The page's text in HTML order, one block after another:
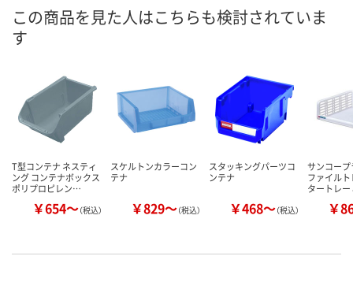
お届け日
数量
カゴへ
お取り扱い終了しま
した
カ
この商品を見た人はこちらも検討されていま
す
T型コンテナ ネスティ
ング コンテナボックス
ポリプロピレン…
￥654～（税込）
スケルトンカラーコン
テナ
￥829～（税込）
スタッキングパーツコ
ンテナ
￥468～（税込）
サンコー
ファイルト
タートレ
￥